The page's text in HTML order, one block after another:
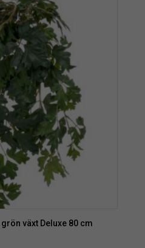
växt Deluxe 80 cm